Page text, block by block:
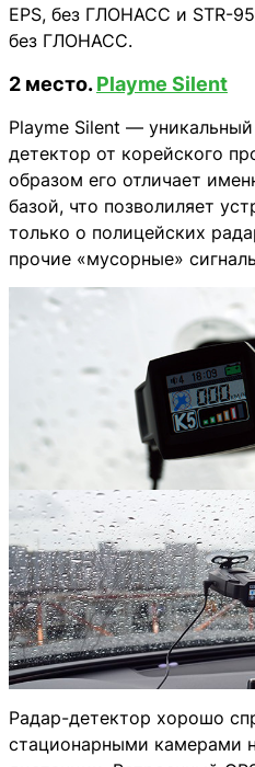
EPS, без ГЛОНАСС и STR-
без ГЛОНАСС.
2 место.Playme Silent
Playme Silent —
детектор от корейского
образом его отличает
базой, что позволиляет
только о полицейских
прочие «мусорные»
Радар-детектор хорошо
стационарными камерами